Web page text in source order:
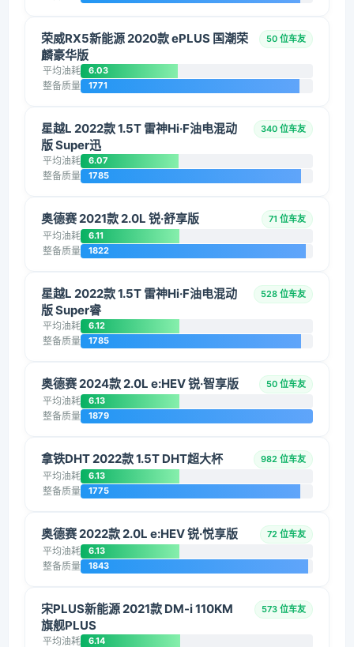
荣威RX5新能源 2020款 ePLUS 国潮荣
麟豪华版
50 位车友
平均油耗 6.03
整备质量 1771
星越L 2022款 1.5T 雷神Hi·F油电混动
版 Super迅
340 位车友
平均油耗 6.07
整备质量 1785
奥德赛 2021款 2.0L 锐·舒享版 71 位车友
平均油耗 6.11
整备质量 1822
星越L 2022款 1.5T 雷神Hi·F油电混动
版 Super睿
528 位车友
平均油耗 6.12
整备质量 1785
奥德赛 2024款 2.0L e:HEV 锐·智享版 50 位车友
平均油耗 6.13
整备质量 1879
拿铁DHT 2022款 1.5T DHT超大杯 982 位车友
平均油耗 6.13
整备质量 1775
奥德赛 2022款 2.0L e:HEV 锐·悦享版 72 位车友
平均油耗 6.13
整备质量 1843
宋PLUS新能源 2021款 DM-i 110KM
旗舰PLUS
573 位车友
平均油耗 6.14